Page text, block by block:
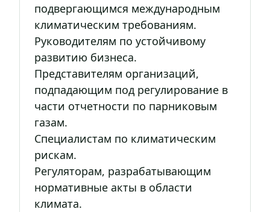
подвергающимся международным
климатическим требованиям.
Руководителям по устойчивому
развитию бизнеса.
Представителям организаций,
подпадающим под регулирование в
части отчетности по парниковым
газам.
Специалистам по климатическим
рискам.
Регуляторам, разрабатывающим
нормативные акты в области
климата.